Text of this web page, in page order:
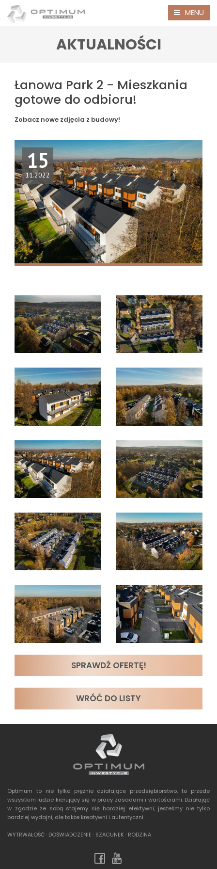
MENU
AKTUALNOŚCI
Łanowa Park 2 - Mieszkania
gotowe do odbioru!
Zobacz nowe zdjęcia z budowy!
15
11.2022
SPRAWDŹ OFERTĘ!
WRÓĆ DO LISTY
Optimum to nie tylko prężnie działające przedsiębiorstwo, to przede
wszystkim ludzie kierujący się w pracy zasadami i wartościami. Działając
w zgodzie ze sobą stajemy się bardziej efektywni, jesteśmy nie tylko
bardziej wydajni, ale także kreatywni i autentyczni.
WYTRWAŁOŚĆ· DOŚWIADCZENIE · SZACUNEK · RODZINA